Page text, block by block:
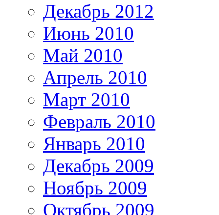
Декабрь 2012
Июнь 2010
Май 2010
Апрель 2010
Март 2010
Февраль 2010
Январь 2010
Декабрь 2009
Ноябрь 2009
Октябрь 2009